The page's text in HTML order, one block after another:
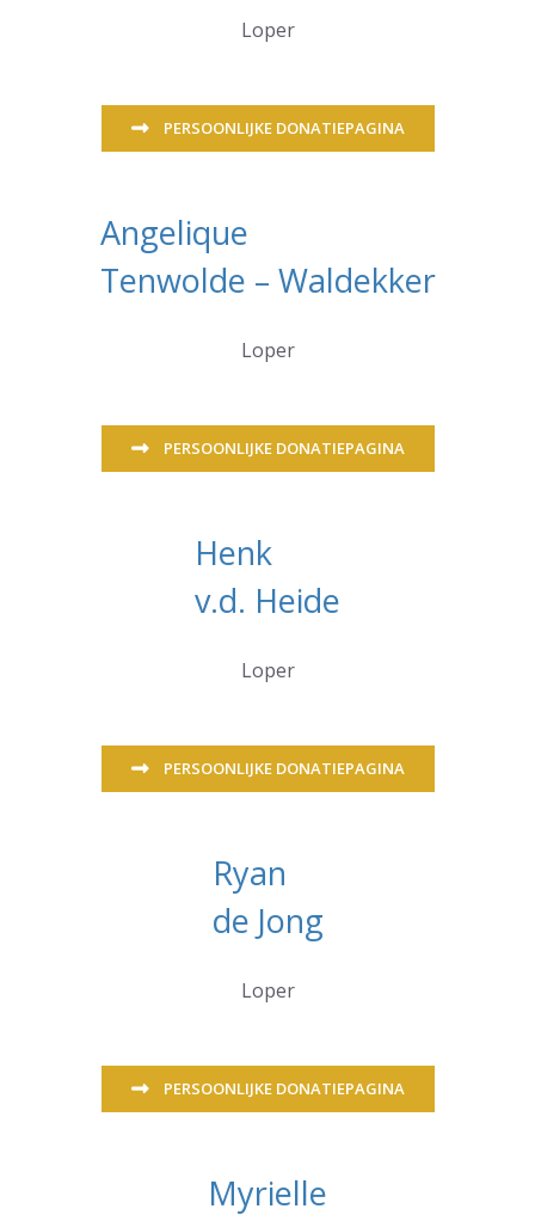
Loper
PERSOONLIJKE DONATIEPAGINA
Angelique
Tenwolde – Waldekker
Loper
PERSOONLIJKE DONATIEPAGINA
Henk
v.d. Heide
Loper
PERSOONLIJKE DONATIEPAGINA
Ryan
de Jong
Loper
PERSOONLIJKE DONATIEPAGINA
Myrielle